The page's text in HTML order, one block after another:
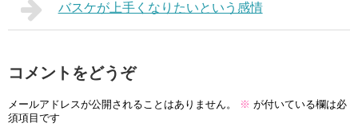
バスケが上手くなりたいという感情
コメントをどうぞ
メールアドレスが公開されることはありません。 ※ が付いている欄は必
須項目です